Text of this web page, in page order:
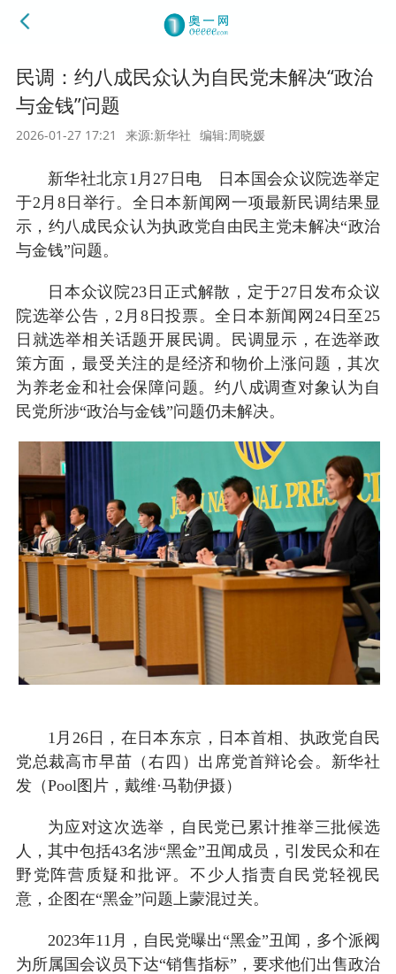
民调：约八成民众认为自民党未解决“政治
与金钱”问题
2026-01-27 17:21 来源:新华社 编辑:周晓媛
新华社北京1月27日电 日本国会众议院选举定
于2月8日举行。全日本新闻网一项最新民调结果显
示，约八成民众认为执政党自由民主党未解决“政治
与金钱”问题。
日本众议院23日正式解散，定于27日发布众议
院选举公告，2月8日投票。全日本新闻网24日至25
日就选举相关话题开展民调。民调显示，在选举政
策方面，最受关注的是经济和物价上涨问题，其次
为养老金和社会保障问题。约八成调查对象认为自
民党所涉“政治与金钱”问题仍未解决。
1月26日，在日本东京，日本首相、执政党自民
党总裁高市早苗（右四）出席党首辩论会。新华社
发（Pool图片，戴维·马勒伊摄）
为应对这次选举，自民党已累计推举三批候选
人，其中包括43名涉“黑金”丑闻成员，引发民众和在
野党阵营质疑和批评。不少人指责自民党轻视民
意，企图在“黑金”问题上蒙混过关。
2023年11月，自民党曝出“黑金”丑闻，多个派阀
为所属国会议员下达“销售指标”，要求他们出售政治